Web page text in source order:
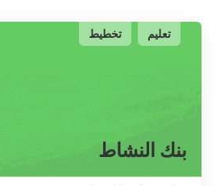
تعليم تخطيط
بنك النشاط